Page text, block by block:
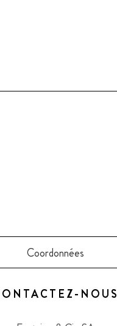
Coordonnées
NOUS